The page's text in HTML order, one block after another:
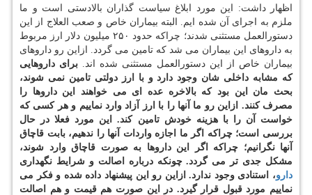
اظهار داشت: این مورد ابلاغ سیاست گذاران بالادستی است و ما
ملزم به اجرای آن شده ایم. البته بیماران خاص و صعب العلاج از این
دستورالعمل مستثنی شدند؛ چراكه حدود ۲۵۰ میلیون دلار ارز مربوط
به داروهای این بیماران می شد كه تامین می گردد. ازاین رو داروهای
بیماران خاص از این دستورالعمل مستثنی شده اند. برای داروهایی
كه مشابه داخلی شان وجود دارد و با ارز دولتی تامین نمی شوند،
بحث مان این بود كه بالاخره عده ای می خواهند این داروها را
مصرف كنند. ازاین رو ما آنها را با ارز آزاد وارد نماییم و هر كسی كه
خواست آن را با هزینه خودش تامین كند. این مورد فعلا در حال
بررسی است؛ چراكه اگر ما اجازه واردات آنها را ندهیم، بابت قاچاق
آنها نگرانیم؛ چراكه اگر این داروها به صورت قاچاق وارد شوند،
مشكل جدی تر می گردد. چونكه درباره اصالت و شرایط نگهداری
دارو، استنادی وجود ندارد. ازاین رو این پیشنهاد داده شده و فكر می
نماییم مورد قبول قرار گیرد. در این صورت هم قیمت و هم اصالت